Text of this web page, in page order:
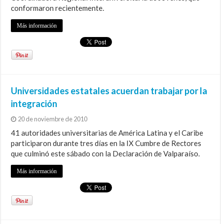
conformaron recientemente.
Más información
Universidades estatales acuerdan trabajar por la
integración
20 de noviembre de 2010
41 autoridades universitarias de América Latina y el Caribe
participaron durante tres días en la IX Cumbre de Rectores
que culminó este sábado con la Declaración de Valparaíso.
Más información